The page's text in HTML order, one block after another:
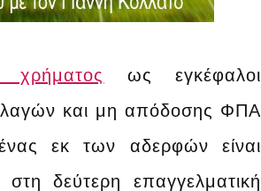
ως εγκέφαλοι
και μη απόδοσης ΦΠΑ
εκ των αδερφών είναι
δεύτερη επαγγελματική